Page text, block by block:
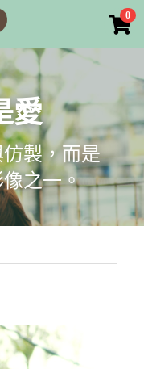
0
愛
製，而是
之一。
×